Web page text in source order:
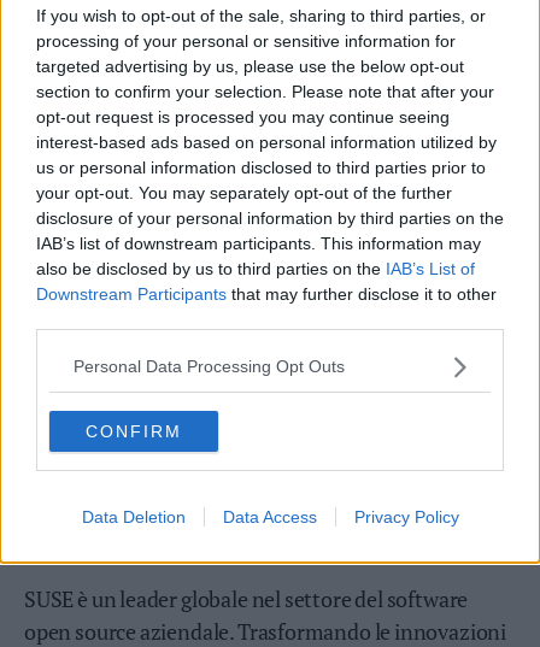
If you wish to opt-out of the sale, sharing to third parties, or
processing of your personal or sensitive information for
targeted advertising by us, please use the below opt-out
section to confirm your selection. Please note that after your
opt-out request is processed you may continue seeing
interest-based ads based on personal information utilized by
us or personal information disclosed to third parties prior to
your opt-out. You may separately opt-out of the further
disclosure of your personal information by third parties on the
IAB’s list of downstream participants. This information may
also be disclosed by us to third parties on the IAB’s List of
Downstream Participants that may further disclose it to other
Personal Data Processing Opt Outs
CONFIRM
Data Deletion Data Access Privacy Policy
Informazioni su Vultr
Vultrha l'obiettivo di rendere l'infrastruttura cloud
ad alte prestazioni facile da usare, economica e
accessibile a livello locale per le aziende e gli
innovatori dell'AI in tutto il mondo. Vultr è l'azienda
di fiducia per centinaia di migliaia di clienti attivi in
185 Paesi per le sue soluzioni Cloud Compute, Cloud
GPU, Bare Metal e Cloud Storage globali, flessibili e
scalabili. Nel dicembre 2024, Vultr ha annunciato un
finanziamento di capitale al valore stimato di 3,5
miliardi di dollari. Fondata da David Aninowsky e
autofinanziata da oltre un decennio, Vultr è cresciuta
fino a diventare la più grande azienda privata al
mondo di infrastrutture cloud. Per saperne di più,
SUSE è un leader globale nel settore del software
open source aziendale. Trasformando le innovazioni